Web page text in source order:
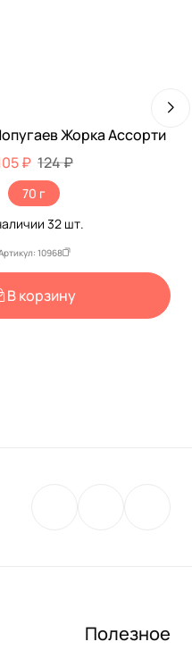
Жорка Ассорти
₽ 124 ₽
70 г
32 шт.
10968
В корзину
Полезное